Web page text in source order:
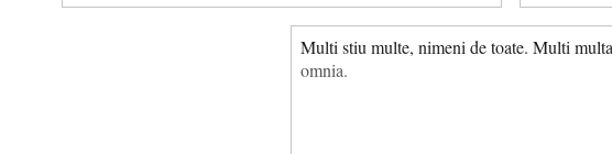
Multi stiu multe, nimeni de toate. Multi
omnia.